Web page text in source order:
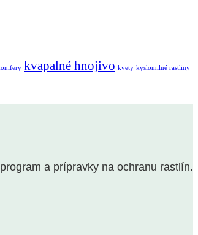
kvapalné hnojivo kvety kyslomilné rastliny
a prípravky na ochranu rastlín.